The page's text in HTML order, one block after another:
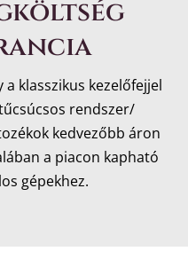
klasszikus kezelőfejjel
rendszer/
kedvezőbb áron
a piacon kapható
gépekhez.